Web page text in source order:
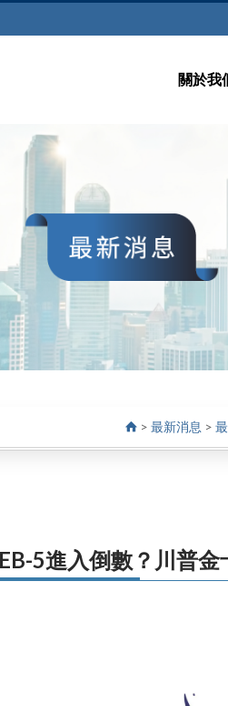
關於我
> 最新消息 >
EB-5進入倒數？川普